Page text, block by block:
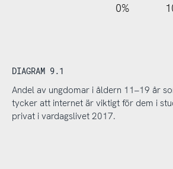
110%
0%
-10%
-20%
DIAGRAM 9.1
Andel av ungdomar i åldern 11–19 år
tycker att internet är viktigt för dem i
privat i vardagslivet 2017.